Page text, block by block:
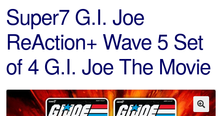
Super7 G.I. Joe
ReAction+ Wave 5 Set
of 4 G.I. Joe The Movie